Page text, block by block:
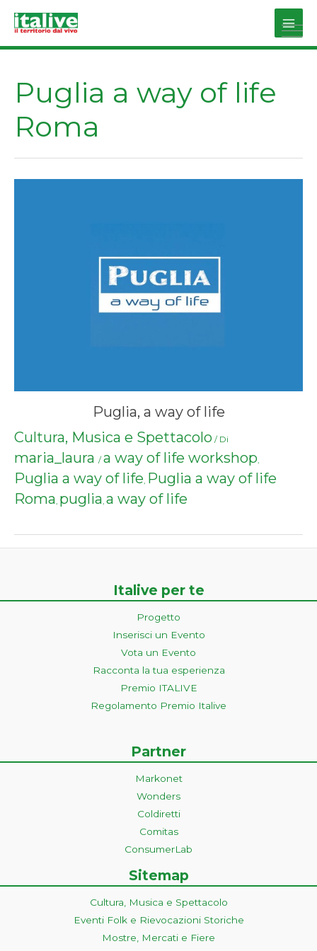
Main
Puglia a way of life
Roma
Puglia, a way of life
Cultura, Musica e Spettacolo / Di
maria_laura / a way of life workshop,
Puglia a way of life, Puglia a way of life
Roma, puglia, a way of life
Italive per te
Progetto
Inserisci un Evento
Vota un Evento
Racconta la tua esperienza
Premio ITALIVE
Regolamento Premio Italive
Partner
Markonet
Wonders
Coldiretti
Comitas
ConsumerLab
Sitemap
Cultura, Musica e Spettacolo
Eventi Folk e Rievocazioni Storiche
Mostre, Mercati e Fiere